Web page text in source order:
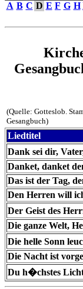
A B C D E F G H
(Quelle: Gotteslob.
Gesangbuch)
Liedtitel
Dank sei dir,
Danket, danket
Das ist der Tag,
Den Herren will
Der Geist des
Die ganze Welt,
Die helle Sonn
Die Nacht ist
Du h�chstes